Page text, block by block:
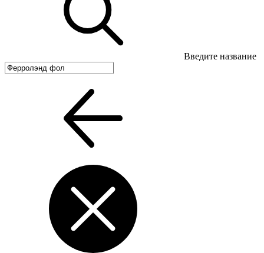
Введите название